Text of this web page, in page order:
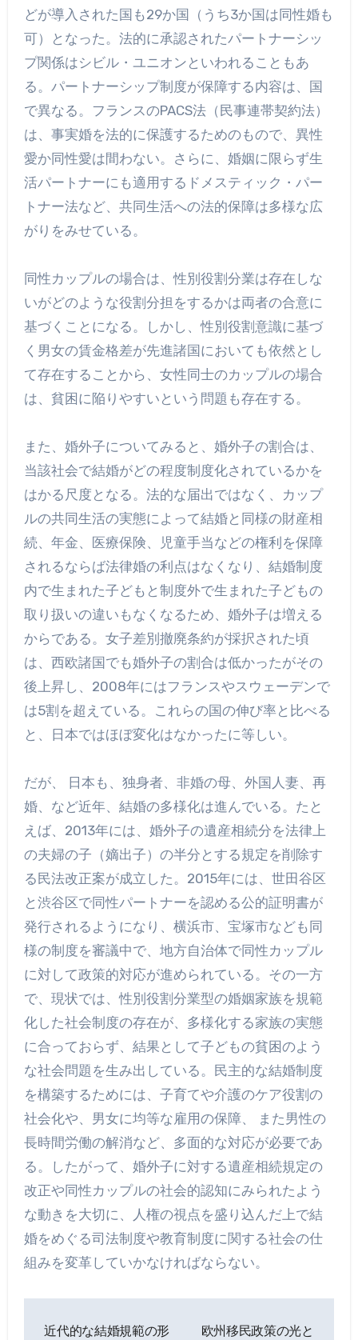
どが導入された国も29か国（うち3か国は同性婚も
可）となった。法的に承認されたパートナーシッ
プ関係はシビル・ユニオンといわれることもあ
る。パートナーシップ制度が保障する内容は、国
で異なる。フランスのPACS法（民事連帯契約法）
は、事実婚を法的に保護するためのもので、異性
愛か同性愛は間わない。さらに、婚姻に限らず生
活パートナーにも適用するドメスティック・パー
トナー法など、共同生活への法的保障は多様な広
がりをみせている。
同性カップルの場合は、性別役割分業は存在しな
いがどのような役割分担をするかは両者の合意に
基づくことになる。しかし、性別役割意識に基づ
く男女の賃金格差が先進諸国においても依然とし
て存在することから、女性同士のカップルの場合
は、貧困に陥りやすいという問題も存在する。
また、婚外子についてみると、婚外子の割合は、
当該社会で結婚がどの程度制度化されているかを
はかる尺度となる。法的な届出ではなく、カップ
ルの共同生活の実態によって結婚と同様の財産相
続、年金、医療保険、児童手当などの権利を保障
されるならば法律婚の利点はなくなり、結婚制度
内で生まれた子どもと制度外で生まれた子どもの
取り扱いの違いもなくなるため、婚外子は増える
からである。女子差別撤廃条約が採択された頃
は、西欧諸国でも婚外子の割合は低かったがその
後上昇し、2008年にはフランスやスウェーデンで
は5割を超えている。これらの国の伸び率と比べる
と、日本ではほぼ変化はなかったに等しい。
だが、 日本も、独身者、非婚の母、外国人妻、再
婚、など近年、結婚の多様化は進んでいる。たと
えば、2013年には、婚外子の遺産相続分を法律上
の夫婦の子（嫡出子）の半分とする規定を削除す
る民法改正案が成立した。2015年には、世田谷区
と渋谷区で同性パートナーを認める公的証明書が
発行されるようになり、横浜市、宝塚市なども同
様の制度を審議中で、地方自治体で同性カップル
に対して政策的対応が進められている。その一方
で、現状では、性別役割分業型の婚姻家族を規範
化した社会制度の存在が、多様化する家族の実態
に合っておらず、結果として子どもの貧困のよう
な社会問題を生み出している。民主的な結婚制度
を構築するためには、子育てや介護のケア役割の
社会化や、男女に均等な雇用の保障、 また男性の
長時間労働の解消など、多面的な対応が必要であ
る。したがって、婚外子に対する遺産相続規定の
改正や同性カップルの社会的認知にみられたよう
な動きを大切に、人権の視点を盛り込んだ上で結
婚をめぐる司法制度や教育制度に関する社会の仕
組みを変革していかなければならない。
近代的な結婚規範の形
欧州移民政策の光と